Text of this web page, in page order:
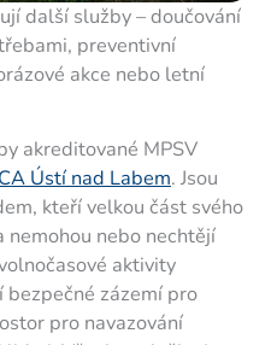
další služby – doučování
preventivní
akce nebo letní
akreditované MPSV
Ústí nad Labem. Jsou
kteří velkou část svého
nemohou nebo nechtějí
aktivity
bezpečné zázemí pro
pro navazování